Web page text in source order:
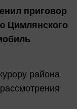
приговор
Цимлянского
района